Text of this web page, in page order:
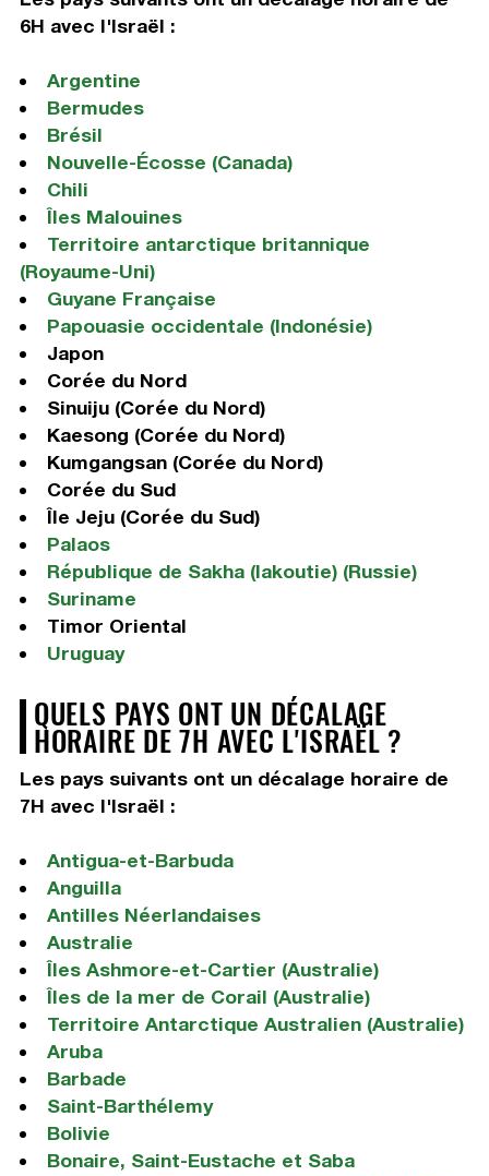
6H avec l'Israël :
Argentine
Bermudes
Brésil
Nouvelle-Écosse (Canada)
Chili
Îles Malouines
Territoire antarctique britannique
(Royaume-Uni)
Guyane Française
Papouasie occidentale (Indonésie)
Japon
Corée du Nord
Sinuiju (Corée du Nord)
Kaesong (Corée du Nord)
Kumgangsan (Corée du Nord)
Corée du Sud
Île Jeju (Corée du Sud)
Palaos
République de Sakha (Iakoutie) (Russie)
Suriname
Timor Oriental
Uruguay
QUELS PAYS ONT UN DÉCALAGE
HORAIRE DE 7H AVEC L'ISRAËL ?
Les pays suivants ont un décalage horaire de
7H avec l'Israël :
Antigua-et-Barbuda
Anguilla
Antilles Néerlandaises
Australie
Îles Ashmore-et-Cartier (Australie)
Îles de la mer de Corail (Australie)
Territoire Antarctique Australien (Australie)
Aruba
Barbade
Saint-Barthélemy
Bolivie
Bonaire, Saint-Eustache et Saba